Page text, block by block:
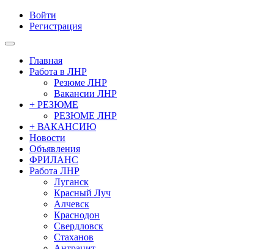
Войти
Регистрация
Главная
Работа в ЛНР
Резюме ЛНР
Вакансии ЛНР
+ РЕЗЮМЕ
РЕЗЮМЕ ЛНР
+ ВАКАНСИЮ
Новости
Объявления
ФРИЛАНС
Работа ЛНР
Луганск
Красный Луч
Алчевск
Краснодон
Свердловск
Стаханов